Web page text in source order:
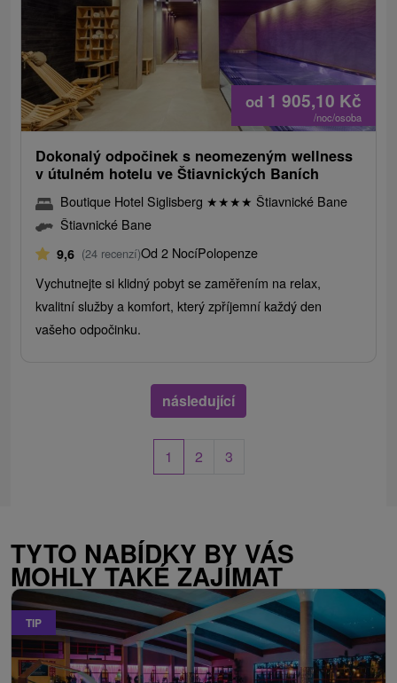
od 1 905,10 Kč
/noc/osoba
Dokonalý odpočinek s neomezeným wellness
v útulném hotelu ve Štiavnických Baních
Boutique Hotel Siglisberg ★★★★ Štiavnické Bane
Štiavnické Bane
9,6 (24 recenzí)Od 2 NocíPolopenze
Vychutnejte si klidný pobyt se zaměřením na relax,
kvalitní služby a komfort, který zpříjemní každý den
vašeho odpočinku.
následující
1 2 3
TYTO NABÍDKY BY VÁS
MOHLY TAKÉ ZAJÍMAT
TIP